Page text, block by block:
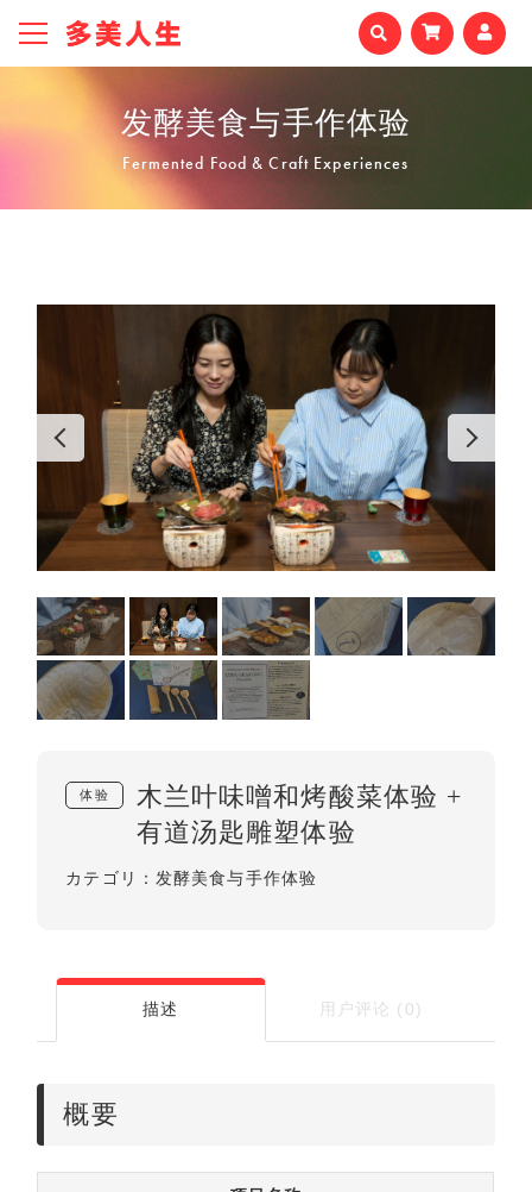
发酵美食与手作体验
Fermented Food & Craft Experiences
体验
木兰叶味噌和烤酸菜体验 +
有道汤匙雕塑体验
カテゴリ： 发酵美食与手作体验
描述 用户评论 (0)
概要